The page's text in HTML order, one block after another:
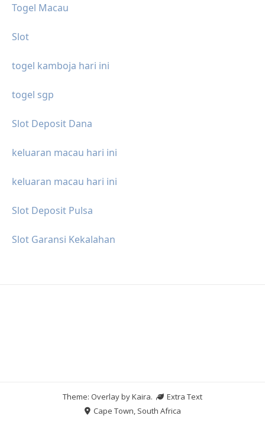
Togel Macau
Slot
togel kamboja hari ini
togel sgp
Slot Deposit Dana
keluaran macau hari ini
keluaran macau hari ini
Slot Deposit Pulsa
Slot Garansi Kekalahan
Theme: Overlay byKaira.
Extra Text
Cape Town, South Africa